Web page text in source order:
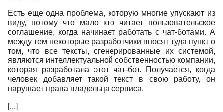
Есть еще одна проблема, которую многие упускают из
виду, потому что мало кто читает пользовательское
соглашение, когда начинает работать с чат-ботами. А
между тем некоторые разработчики вносят туда пункт о
том, что все тексты, сгенерированные их системой,
являются интеллектуальной собственностью компании,
которая разработала этот чат-бот. Получается, когда
человек добавляет такой текст в свою работу, он
нарушает права владельца сервиса.
[...]